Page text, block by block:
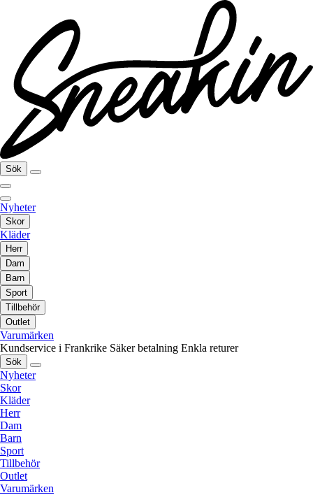
Sök
Nyheter
Skor
Kläder
Herr
Dam
Barn
Sport
Tillbehör
Outlet
Varumärken
Kundservice i Frankrike Säker betalning Enkla returer
Sök
Nyheter
Skor
Kläder
Herr
Dam
Barn
Sport
Tillbehör
Outlet
Varumärken